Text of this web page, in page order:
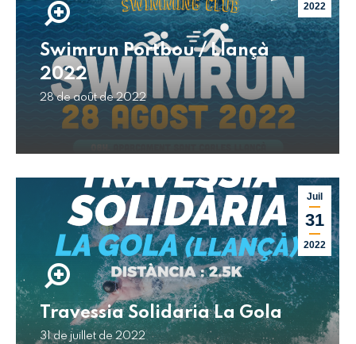
2022
Swimrun Portbou / Llançà
2022
28 de août de 2022
Juil
31
2022
Travessia Solidaria La Gola
31 de juillet de 2022